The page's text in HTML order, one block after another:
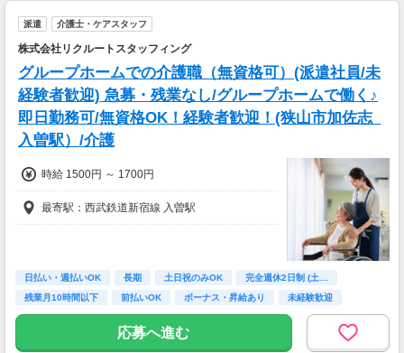
派遣 介護士・ケアスタッフ
株式会社リクルートスタッフィング
グループホームでの介護職（無資格可）(派遣社員/未
経験者歓迎) 急募・残業なし/グループホームで働く♪
即日勤務可/無資格OK！経験者歓迎！(狭山市加佐志_
入曽駅）/介護
時給 1500円 ～ 1700円
最寄駅：西武鉄道新宿線 入曽駅
日払い・週払いOK 長期 土日祝のみOK
完全週休2日制 (土…
残業月10時間以下
前払いOK ボーナス・昇給あり
未経験歓迎
主婦(夫)歓迎
応募へ進む